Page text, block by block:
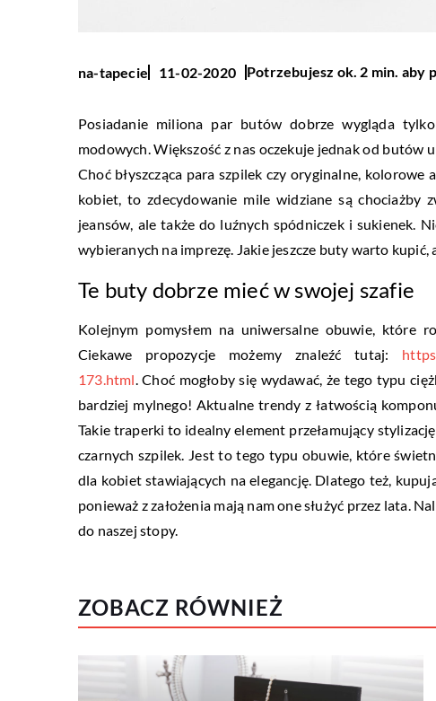
na-tapecie 11-02-2020 Potrzebujesz ok. 2 min. aby
Posiadanie miliona par butów dobrze wygląda
modowych. Większość z nas oczekuje jednak od butów
Choć błyszcząca para szpilek czy oryginalne,
kobiet, to zdecydowanie mile widziane są chociażby
jeansów, ale także do luźnych spódniczek i sukienek.
wybieranych na imprezę. Jakie jeszcze buty warto
Te buty dobrze mieć w swojej szafie
Kolejnym pomysłem na uniwersalne obuwie, które
Ciekawe propozycje możemy znaleźć tutaj:
173.html. Choć mogłoby się wydawać, że tego typu
bardziej mylnego! Aktualne trendy z łatwością
Takie traperki to idealny element przełamujący
czarnych szpilek. Jest to tego typu obuwie, które
dla kobiet stawiających na elegancję. Dlatego też,
ponieważ z założenia mają nam one służyć przez lata.
do naszej stopy.
ZOBACZ RÓWNIEŻ